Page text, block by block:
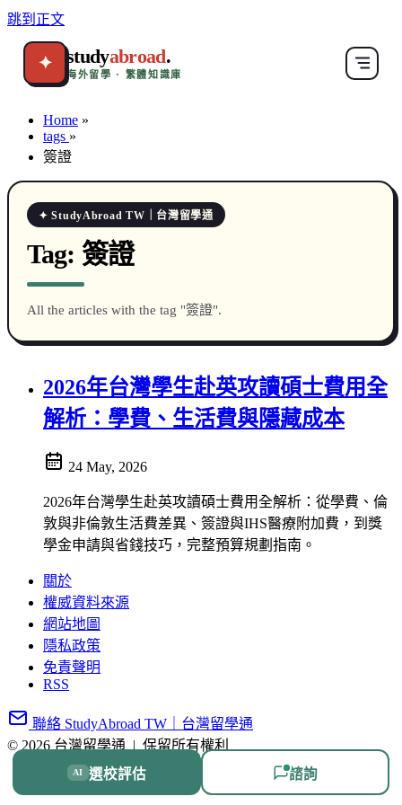
跳到正文
✦ studyabroad.
海外留學 · 繁體知識庫
Home »
tags »
簽證
✦ StudyAbroad TW｜台灣留學通
Tag: 簽證
All the articles with the tag "簽證".
2026年台灣學生赴英攻讀碩士費用全
解析：學費、生活費與隱藏成本
24 May, 2026
2026年台灣學生赴英攻讀碩士費用全解析：從學費、倫
敦與非倫敦生活費差異、簽證與IHS醫療附加費，到獎
學金申請與省錢技巧，完整預算規劃指南。
關於
權威資料來源
網站地圖
隱私政策
免責聲明
RSS
聯絡 StudyAbroad TW｜台灣留學通
© 2026 台灣留學通 | 保留所有權利
AI 選校評估 諮詢